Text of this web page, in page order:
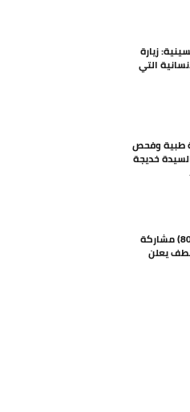
زيارة
التي
خدمة طبية وفحص
خديجة
بـ(18) مشروعاً نوعياً و(80) مشاركة
يعلن